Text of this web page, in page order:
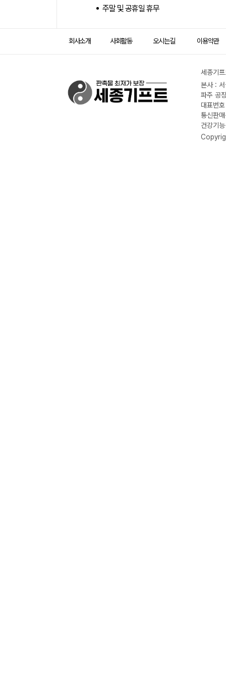
주말 및 공휴일 휴무
회사소개 사회활동 오시는길 이용약관
세종기
본사 :
파주 공
대표번
통신판
건강기